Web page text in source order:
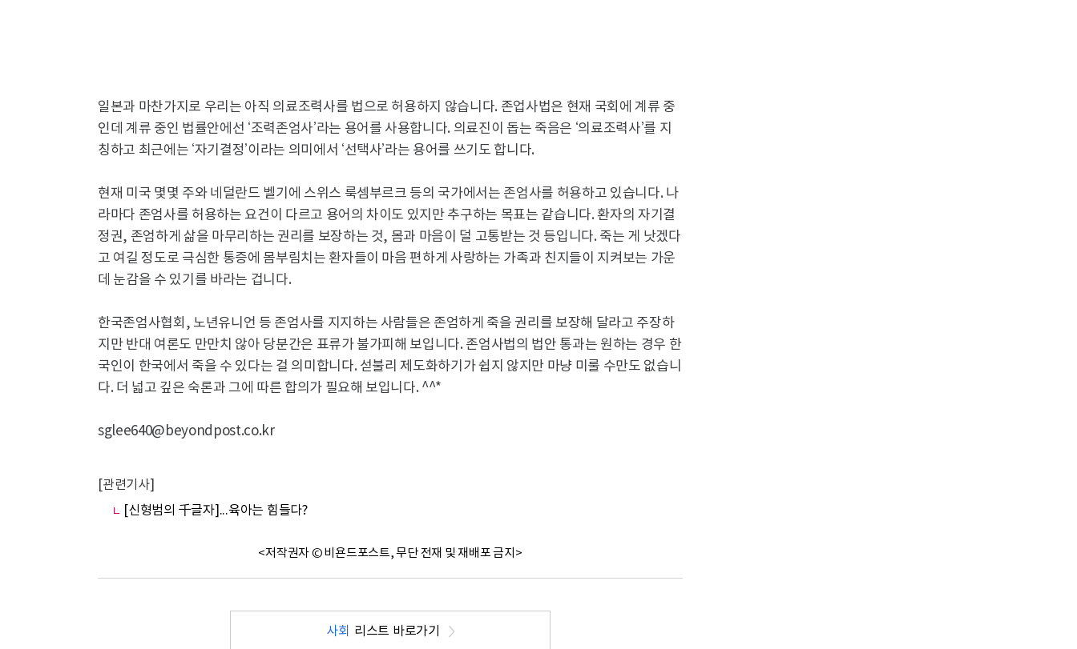
일본과 마찬가지로 우리는 아직 의료조력사를 법으로 허용하지 않습니다. 존업사법은 현재 국회에 계류 중
인데 계류 중인 법률안에선 ‘조력존엄사’라는 용어를 사용합니다. 의료진이 돕는 죽음은 ‘의료조력사’를 지
칭하고 최근에는 ‘자기결정’이라는 의미에서 ‘선택사’라는 용어를 쓰기도 합니다.
현재 미국 몇몇 주와 네덜란드 벨기에 스위스 룩셈부르크 등의 국가에서는 존엄사를 허용하고 있습니다. 나
라마다 존엄사를 허용하는 요건이 다르고 용어의 차이도 있지만 추구하는 목표는 같습니다. 환자의 자기결
정권, 존엄하게 삶을 마무리하는 권리를 보장하는 것, 몸과 마음이 덜 고통받는 것 등입니다. 죽는 게 낫겠다
고 여길 정도로 극심한 통증에 몸부림치는 환자들이 마음 편하게 사랑하는 가족과 친지들이 지켜보는 가운
데 눈감을 수 있기를 바라는 겁니다.
한국존엄사협회, 노년유니언 등 존엄사를 지지하는 사람들은 존엄하게 죽을 권리를 보장해 달라고 주장하
지만 반대 여론도 만만치 않아 당분간은 표류가 불가피해 보입니다. 존엄사법의 법안 통과는 원하는 경우 한
국인이 한국에서 죽을 수 있다는 걸 의미합니다. 섣불리 제도화하기가 쉽지 않지만 마냥 미룰 수만도 없습니
다. 더 넓고 깊은 숙론과 그에 따른 합의가 필요해 보입니다. ^^*
sglee640@beyondpost.co.kr
[관련기사]
[신형범의 千글자]...육아는 힘들다?
<저작권자 © 비욘드포스트, 무단 전재 및 재배포 금지>
사회 리스트 바로가기